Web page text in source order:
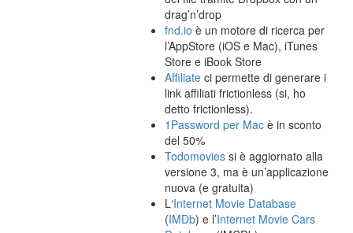
drag’n’drop
fnd.io è un motore di ricerca per
l’AppStore (iOS e Mac), iTunes
Store e iBook Store
Affiliate ci permette di generare i
link affiliati frictionless (si, ho
detto frictionless).
1Password per Mac è in sconto
del 50%
Todomovies si è aggiornato alla
versione 3, ma è un’applicazione
nuova (e gratuita)
L‘Internet Movie Database
(IMDb) e l’Internet Movie Cars